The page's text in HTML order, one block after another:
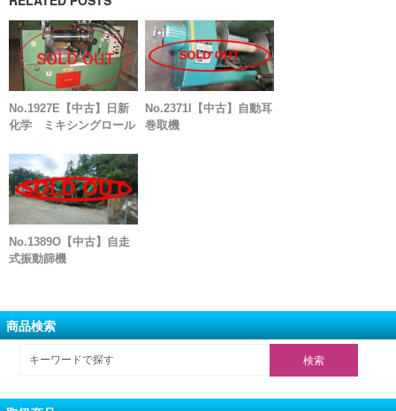
No.1927E【中古】日新
化学 ミキシングロール
No.2371I【中古】自動耳
巻取機
No.1389O【中古】自走
式振動篩機
商品検索